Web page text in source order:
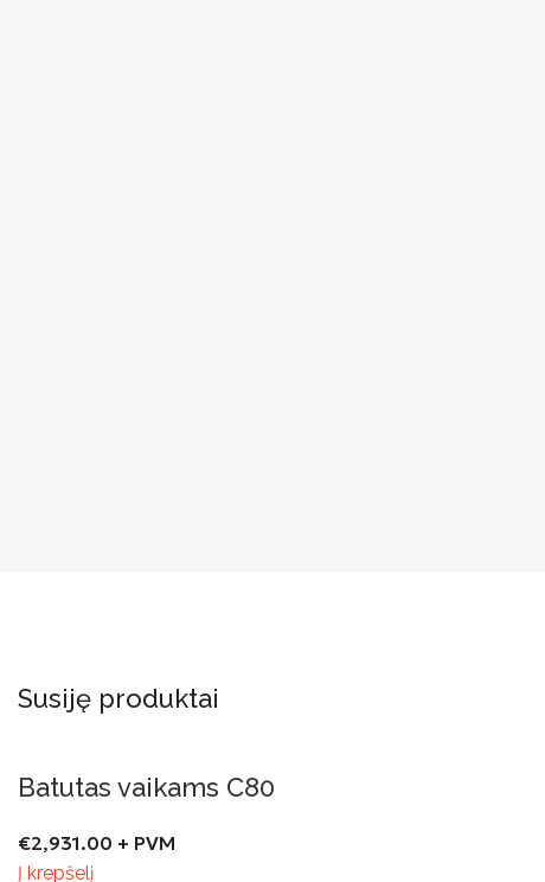
Susiję produktai
Batutas vaikams C80
€2,931.00 + PVM
Į krepšelį